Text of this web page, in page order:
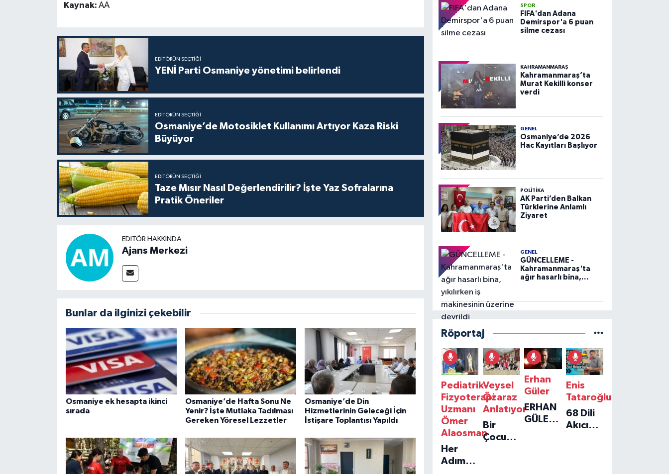
Kaynak: AA
EDITÖRÜN SEÇTIĞI
YENİ Parti Osmaniye yönetimi belirlendi
EDITÖRÜN SEÇTIĞI
Osmaniye’de Motosiklet Kullanımı Artıyor Kaza Riski
Büyüyor
EDITÖRÜN SEÇTIĞI
Taze Mısır Nasıl Değerlendirilir? İşte Yaz Sofralarına
Pratik Öneriler
EDITÖR HAKKINDA
Ajans Merkezi
Bunlar da ilginizi çekebilir
Osmaniye ek hesapta ikinci
sırada
Osmaniye’de Hafta Sonu Ne
Yenir? İşte Mutlaka Tadılması
Gereken Yöresel Lezzetler
Osmaniye’de Din
Hizmetlerinin Geleceği İçin
İstişare Toplantısı Yapıldı
SPOR
FIFA'dan Adana
Demirspor'a 6 puan
silme cezası
KAHRAMANMARAŞ
Kahramanmaraş’ta
Murat Kekilli konser
verdi
GENEL
Osmaniye’de 2026
Hac Kayıtları Başlıyor
POLITIKA
AK Parti’den Balkan
Türklerine Anlamlı
Ziyaret
GENEL
GÜNCELLEME -
Kahramanmaraş'ta
ağır hasarlı bina,
devrildi
Röportaj
Pediatrik
Fizyoterapi
Uzmanı
Ömer
Alaosman
Her
Adım
Veysel
Özaraz
Anlatıyor
Bir
Çocuğun
Erhan
Güler
ERHAN
GÜLER'IN
Enis
Tataroğlu
68 Dili
Akıcı